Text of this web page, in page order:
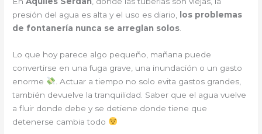
presión del agua es alta y el uso es diario,
los problemas
de fontanería nunca se arreglan solos
Lo que hoy parece algo pequeño, mañana puede
convertirse en una fuga grave, una inundación o un gasto
enorme
. Actuar a tiempo no solo evita gastos grandes,
también devuelve la tranquilidad. Saber que el agua vuelve
a fluir donde debe y se detiene donde tiene que
detenerse cambia todo